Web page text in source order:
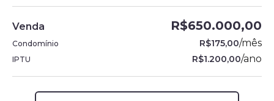
Venda R$650.000,00
Condomínio R$175,00/mês
IPTU R$1.200,00/ano